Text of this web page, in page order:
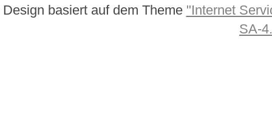
Design basiert auf dem Theme "Internet
SA-